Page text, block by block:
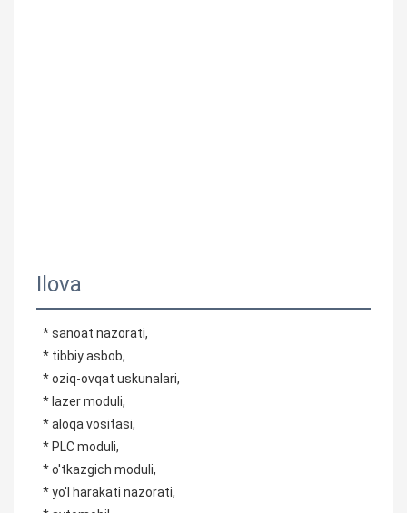
Ilova
* sanoat nazorati,
* tibbiy asbob,
* oziq-ovqat uskunalari,
* lazer moduli,
* aloqa vositasi,
* PLC moduli,
* o'tkazgich moduli,
* yo'l harakati nazorati,